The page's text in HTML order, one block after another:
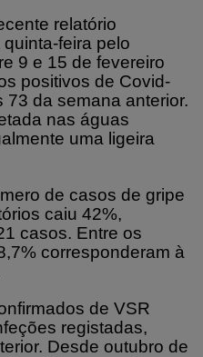
relatório
feira pelo
9 e 15 de fevereiro
positivos de Covid-
da semana anterior.
nas águas
uma ligeira
de casos de gripe
caiu 42%,
casos. Entre os
corresponderam à
de VSR
registadas,
Desde outubro de